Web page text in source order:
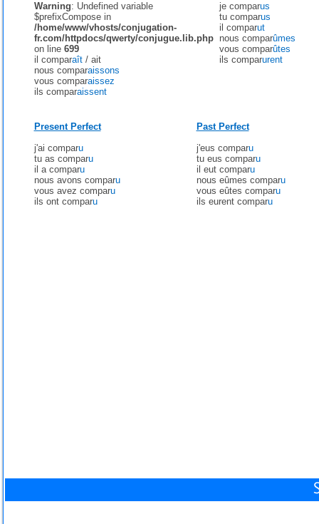
Warning: Undefined variable
$prefixCompose in
/home/www/vhosts/conjugation-
fr.com/httpdocs/qwerty/conjugue.lib.php
on line 699
il comparaît/ ait
nous comparaissons
vous comparaissez
ils comparaissent
je comparus
tu comparus
il comparut
nous comparûmes
vous comparûtes
ils comparurent
Present Perfect
j'ai comparu
tu as comparu
il a comparu
nous avons comparu
vous avez comparu
ils ont comparu
Past Perfect
j'eus comparu
tu eus comparu
il eut comparu
nous eûmes comparu
vous eûtes comparu
ils eurent comparu